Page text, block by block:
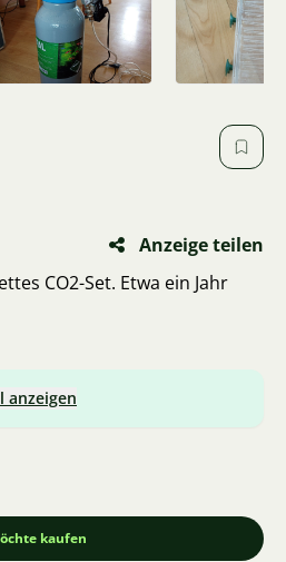
Anzeige teilen
CO2-Set. Etwa ein Jahr
anzeigen
kaufen